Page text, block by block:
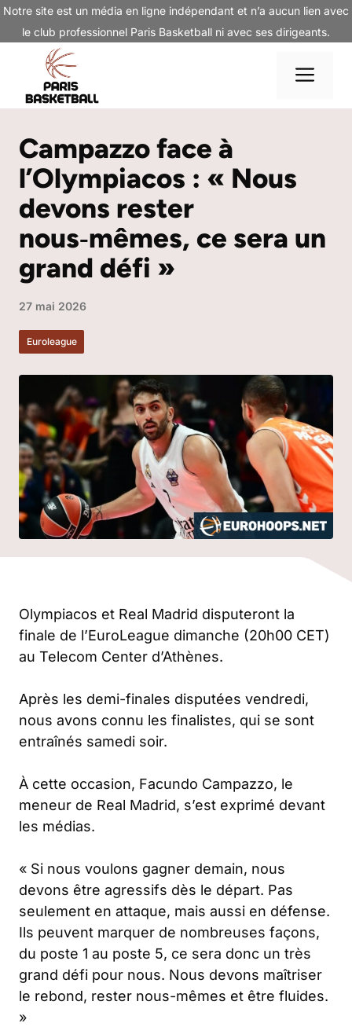
Aller
contenu
Notre site est un média en ligne indépendant et n’a aucun lien avec
le club professionnel Paris Basketball ni avec ses dirigeants.
Campazzo face à
l’Olympiacos : « Nous
devons rester
nous‑mêmes, ce sera un
grand défi »
27 mai 2026
Euroleague
Olympiacos et Real Madrid disputeront la
finale de l’EuroLeague dimanche (20h00 CET)
au Telecom Center d’Athènes.
Après les demi-finales disputées vendredi,
nous avons connu les finalistes, qui se sont
entraînés samedi soir.
À cette occasion, Facundo Campazzo, le
meneur de Real Madrid, s’est exprimé devant
les médias.
« Si nous voulons gagner demain, nous
devons être agressifs dès le départ. Pas
seulement en attaque, mais aussi en défense.
Ils peuvent marquer de nombreuses façons,
du poste 1 au poste 5, ce sera donc un très
grand défi pour nous. Nous devons maîtriser
le rebond, rester nous-mêmes et être fluides.
»